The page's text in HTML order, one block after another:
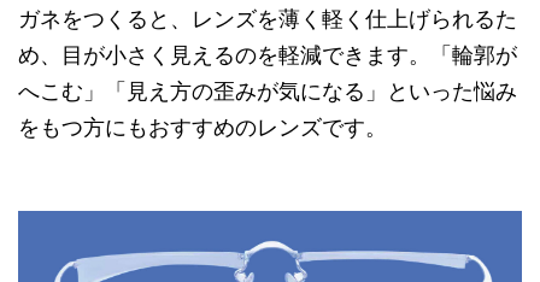
ガネをつくると、レンズを薄く軽く仕上げられるた
め、目が小さく見えるのを軽減できます。「輪郭が
へこむ」「見え方の歪みが気になる」といった悩み
をもつ方にもおすすめのレンズです。